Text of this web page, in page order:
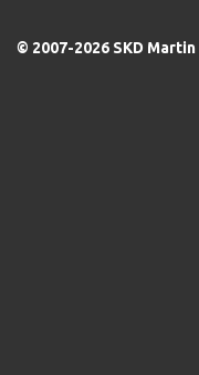
© 2007-2026 SKD Martin